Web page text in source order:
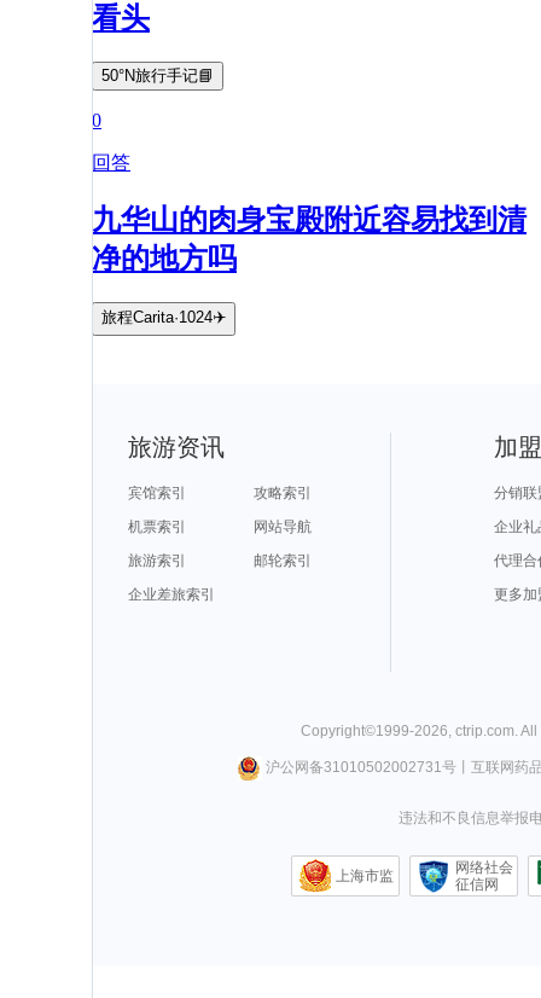
看头
50°N旅行手记📘
0
回答
九华山的肉身宝殿附近容易找到清
净的地方吗
旅程Carita·1024✈️
旅游资讯
宾馆索引
攻略索引
机票索引
网站导航
旅游索引
邮轮索引
企业差旅索引
加
分销联
企业礼
代理合
更多加
Copyright©1999-2026 ctrip.com .
沪公网备31010502002731号丨 互联网药
违法和不良信息举报
上海市监
网络社会
征信网